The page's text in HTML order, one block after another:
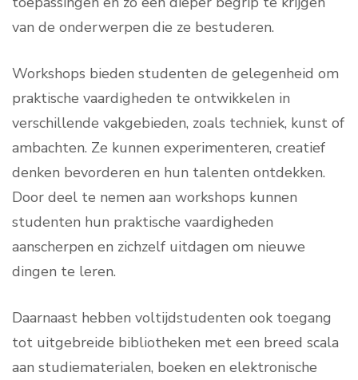
van de onderwerpen die ze bestuderen.
Workshops bieden studenten de gelegenheid om
praktische vaardigheden te ontwikkelen in
verschillende vakgebieden, zoals techniek, kunst of
ambachten. Ze kunnen experimenteren, creatief
denken bevorderen en hun talenten ontdekken.
Door deel te nemen aan workshops kunnen
studenten hun praktische vaardigheden
aanscherpen en zichzelf uitdagen om nieuwe
dingen te leren.
Daarnaast hebben voltijdstudenten ook toegang
tot uitgebreide bibliotheken met een breed scala
aan studiematerialen, boeken en elektronische